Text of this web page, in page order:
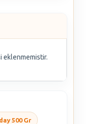
eklenmemistir.
500 Gr